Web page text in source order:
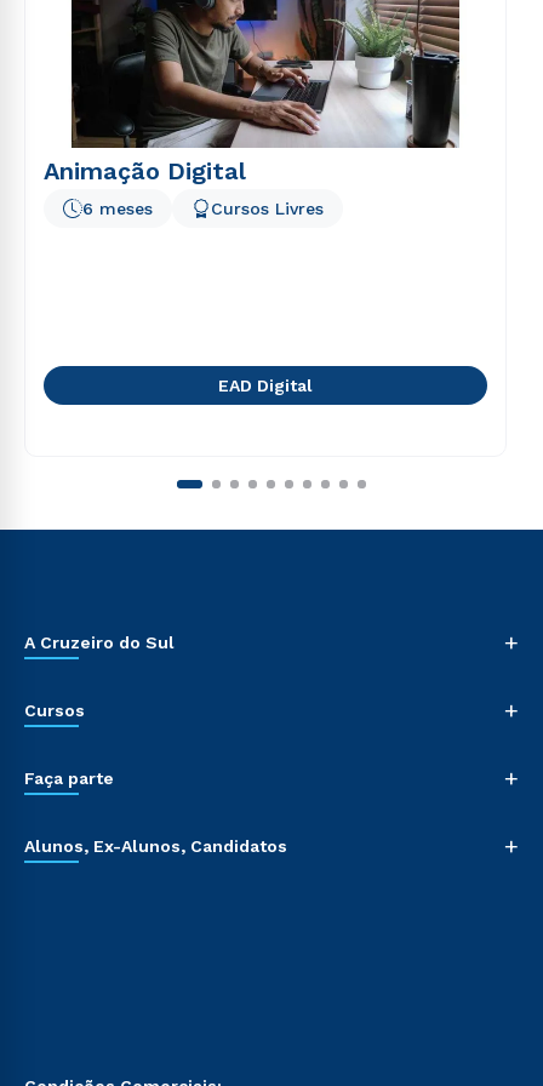
Animação Digital
6 meses Cursos Livres
EAD Digital
A Cruzeiro do Sul +
Cursos +
Faça parte +
Alunos, Ex-Alunos, Candidatos +